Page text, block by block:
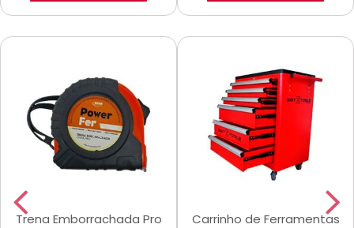
Trena Emborrachada Pro
Carrinho de Ferramentas